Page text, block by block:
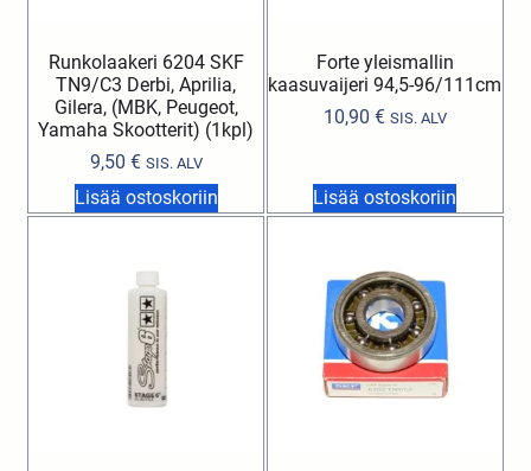
Runkolaakeri 6204 SKF
TN9/C3 Derbi, Aprilia,
Gilera, (MBK, Peugeot,
Yamaha Skootterit) (1kpl)
9,50 € SIS. ALV
Lisää ostoskoriin
Forte yleismallin
kaasuvaijeri 94,5-96/111cm
10,90 € SIS. ALV
Lisää ostoskoriin